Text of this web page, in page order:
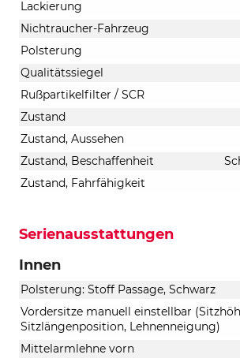
Lackierung
Nichtraucher-Fahrzeug
Polsterung
Qualitätssiegel
Rußpartikelfilter / SCR
Zustand
Zustand, Aussehen
Zustand, Beschaffenheit
Zustand, Fahrfähigkeit
Serienausstattungen
Innen
Polsterung: Stoff Passage, Schwarz
Vordersitze manuell einstellbar
Sitzlängenposition, Lehnenneigung)
Mittelarmlehne vorn